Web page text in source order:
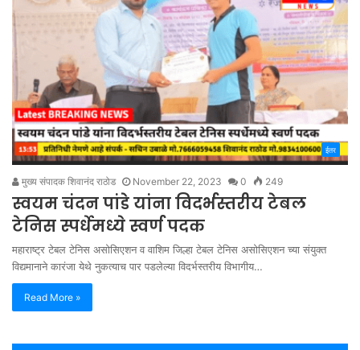
ईतर
मुख्य संपादक शिवानंद राठोड November 22, 2023 0 249
स्वयम चंदन पांडे यांना विदर्भस्तरीय टेबल
टेनिस स्पर्धेमध्ये स्वर्ण पदक
महाराष्ट्र टेबल टेनिस असोसिएशन व वाशिम जिल्हा टेबल टेनिस असोसिएशन च्या संयुक्त
विद्यमानाने कारंजा येथे नुकत्याच पार पडलेल्या विदर्भस्तरीय विभागीय…
Read More »